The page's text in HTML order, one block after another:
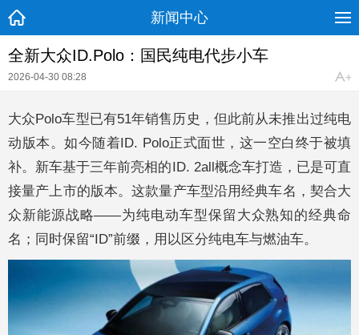
新闻中心
全新大众ID.Polo：国民纯电代步小车
2026-04-30 08:28
大众Polo车型已有51年销售历史，但此前从未推出过纯电
动版本。如今随着ID. Polo正式面世，这一空白终于被填
补。新车基于三年前亮相的ID. 2all概念车打造，已是可直
接量产上市的版本。这款量产车型沿用经典车名，契合大
众新能源战略——为纯电动车型保留大众熟知的经典命
名；同时保留“ID”前缀，用以区分纯电车与燃油车。